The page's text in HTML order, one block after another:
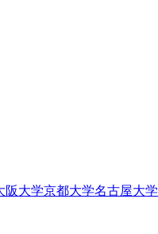
阪大学京都大学名古屋大学